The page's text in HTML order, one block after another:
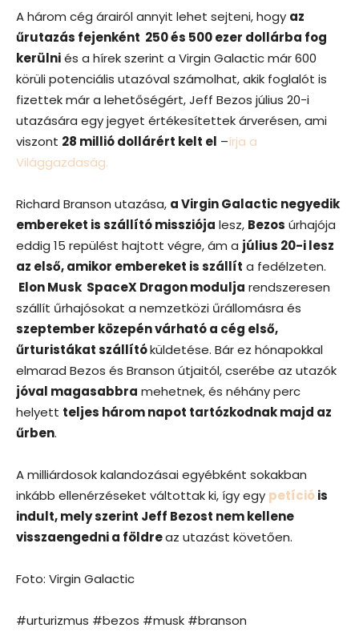
A három cég árairól annyit lehet sejteni, hogy az
űrutazás fejenként 250 és 500 ezer dollárba fog
kerülniés a hírek szerint a Virgin Galactic már 600
körüli potenciális utazóval számolhat, akik foglalót is
fizettek már a lehetőségért, Jeff Bezos július 20-i
utazására egy jegyet értékesítettek árverésen, ami
viszont 28 millió dollárért kelt el –írja a
Világgazdaság.
Richard Branson utazása, a Virgin Galactic negyedik
embereket is szállító missziója lesz, Bezos úrhajója
eddig 15 repülést hajtott végre, ám a július 20-i lesz
az első, amikor embereket is szállít a fedélzeten.
Elon Musk SpaceX Dragon modulja rendszeresen
szállít űrhajósokat a nemzetközi űrállomásra és
szeptember közepén várható a cég első,
űrturistákat szállítóküldetése. Bár ez hónapokkal
elmarad Bezos és Branson útjaitól, cserébe az utazók
jóval magasabbra mehetnek, és néhány perc
helyett teljes három napot tartózkodnak majd az
űrben.
A milliárdosok kalandozásai egyébként sokakban
inkább ellenérzéseket váltottak ki, így egy petícióis
indult, mely szerint Jeff Bezost nem kellene
visszaengedni a földreaz utazást követően.
Foto: Virgin Galactic
#urturizmus #bezos #musk #branson